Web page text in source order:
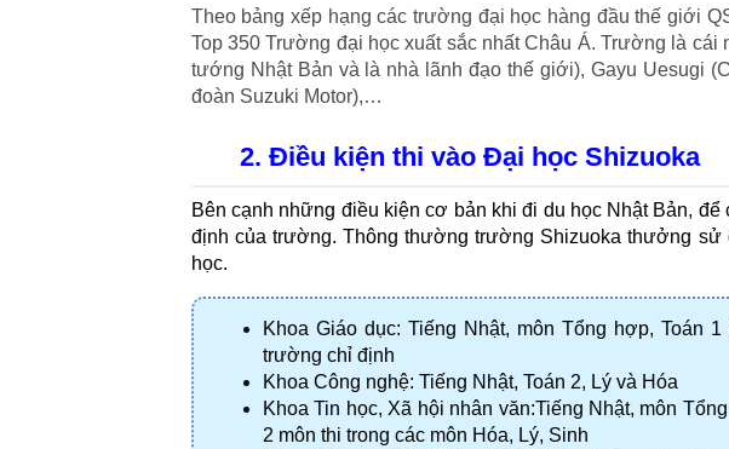
Theo bảng xếp hạng các trường đại học hàng đầu thế giới
Top 350 Trường đại học xuất sắc nhất Châu Á. Trường là
tướng Nhật Bản và là nhà lãnh đạo thế giới), Gayu Uesugi
đoàn Suzuki Motor),…
2. Điều kiện thi vào Đại học Shizuoka
Bên cạnh những điều kiện cơ bản khi đi du học Nhật Bản,
định của trường. Thông thường trường Shizuoka thưởng sử
học.
Khoa Giáo dục: Tiếng Nhật, môn Tổng hợp, Toán
trường chỉ định
Khoa Công nghệ: Tiếng Nhật, Toán 2, Lý và Hóa
Khoa Tin học, Xã hội nhân văn:Tiếng Nhật, môn
2 môn thi trong các môn Hóa, Lý, Sinh